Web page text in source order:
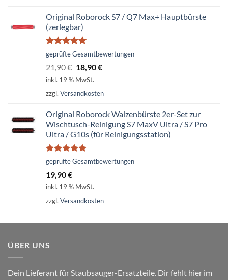
Original Roborock S7 / Q7 Max+ Hauptbürste
(zerlegbar)
Bewertet
von 5
geprüfte Gesamtbewertungen
21,90€ Ursprünglicher
Preis
21,90 €
18,90€Aktueller
18,90 €.
inkl. 19 % MwSt.
zzgl. Versandkosten
Original Roborock Walzenbürste 2er-Set zur
Wischtusch-Reinigung S7 MaxV Ultra / S7 Pro
Ultra / G10s (für Reinigungsstation)
Bewertet
von 5
geprüfte Gesamtbewertungen
19,90€
inkl. 19 % MwSt.
zzgl. Versandkosten
ÜBER UNS
Dein Lieferant für Staubsauger-Ersatzteile. Dir fehlt hier im